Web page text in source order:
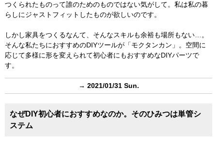
つくられたものって誰のためのものではない気がして。私は私の暮
らしにジャストフィットしたものが欲しいのです。
しかし家具をつくるなんて、そんなスキルも余裕も場所もない…。
そんな私たちにおすすめのDIYツールが「モクタンカン」。空間に
応じて多様に形を変えられて初心者にもおすすめなDIYパーツで
す。
→ 2021/01/31 Sun.
なぜDIY初心者におすすめなのか。そのひみつは単管シ
ステム